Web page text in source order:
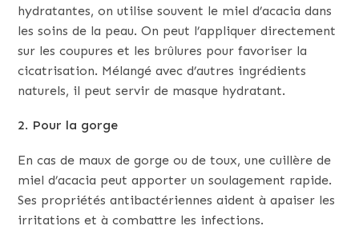
hydratantes, on utilise souvent le miel d’acacia dans
les soins de la peau. On peut l’appliquer directement
sur les coupures et les brûlures pour favoriser la
cicatrisation. Mélangé avec d’autres ingrédients
naturels, il peut servir de masque hydratant.
2. Pour la gorge
En cas de maux de gorge ou de toux, une cuillère de
miel d’acacia peut apporter un soulagement rapide.
Ses propriétés antibactériennes aident à apaiser les
irritations et à combattre les infections.